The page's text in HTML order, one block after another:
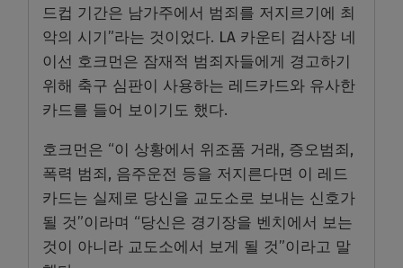
드컵 기간은 남가주에서 범죄를 저지르기에 최
악의 시기”라는 것이었다. LA 카운티 검사장 네
이선 호크먼은 잠재적 범죄자들에게 경고하기
위해 축구 심판이 사용하는 레드카드와 유사한
카드를 들어 보이기도 했다.
호크먼은 “이 상황에서 위조품 거래, 증오범죄,
폭력 범죄, 음주운전 등을 저지른다면 이 레드
카드는 실제로 당신을 교도소로 보내는 신호가
될 것”이라며 “당신은 경기장을 벤치에서 보는
것이 아니라 교도소에서 보게 될 것”이라고 말